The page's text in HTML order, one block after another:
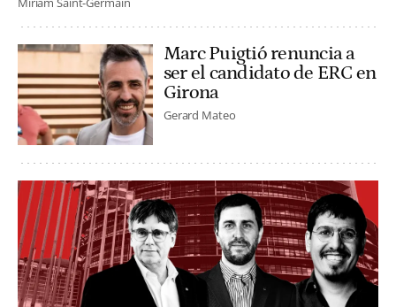
Marc Puigtió renuncia a
ser el candidato de ERC en
Girona
Gerard Mateo